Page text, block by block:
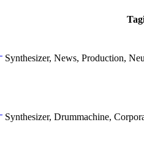
Synthesizer, News, Production,
Synthesizer, Drummachine,